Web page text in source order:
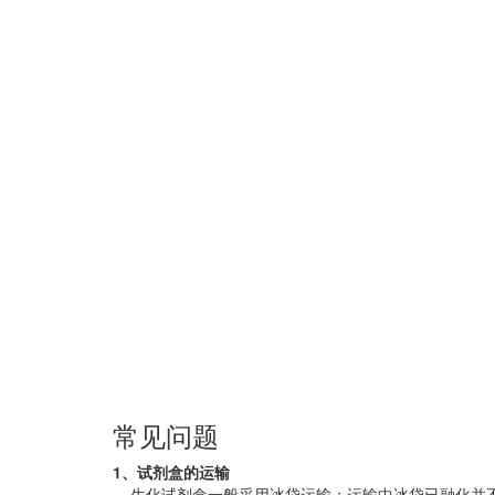
常见问题
1、试剂盒的运输